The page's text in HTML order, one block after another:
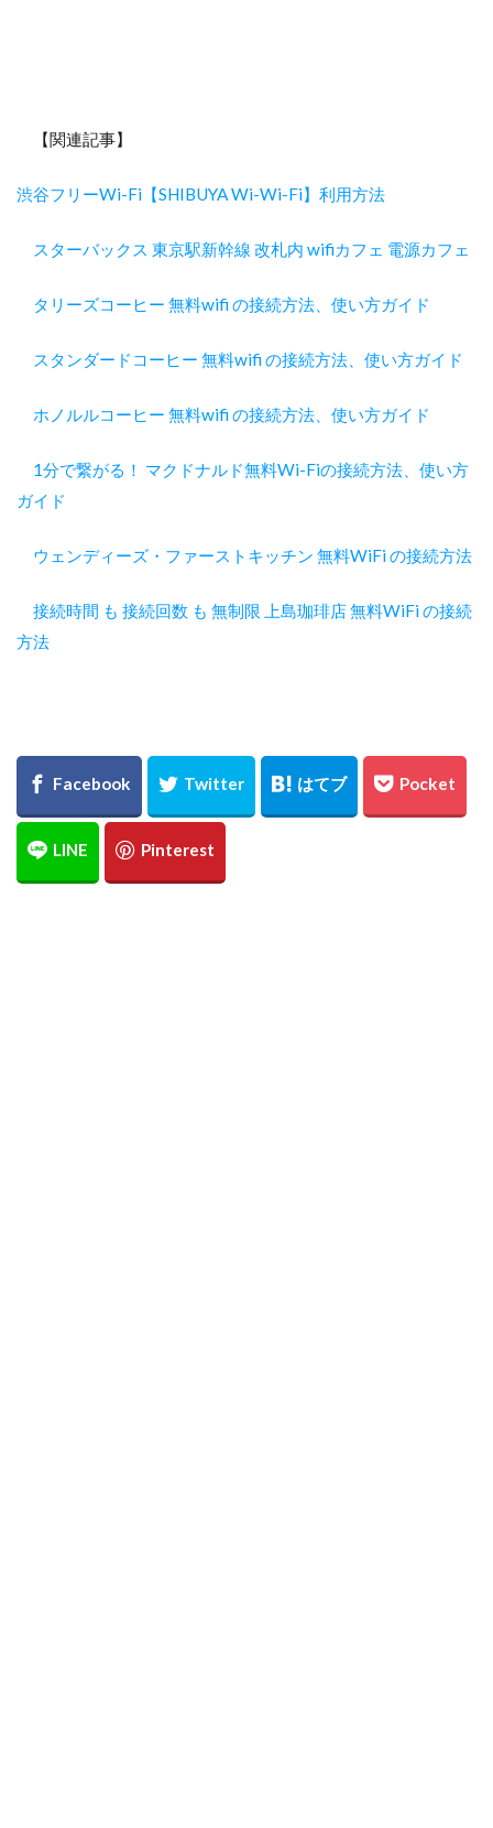
【関連記事】
渋谷フリーWi-Fi【SHIBUYA Wi-Wi-Fi】利用方法
スターバックス 東京駅新幹線 改札内 wifiカフェ 電源カフェ
タリーズコーヒー 無料wifi の接続方法、使い方ガイド
スタンダードコーヒー 無料wifi の接続方法、使い方ガイド
ホノルルコーヒー 無料wifi の接続方法、使い方ガイド
1分で繋がる！ マクドナルド無料Wi-Fiの接続方法、使い方
ガイド
ウェンディーズ・ファーストキッチン 無料WiFi の接続方法
接続時間 も 接続回数 も 無制限 上島珈琲店 無料WiFi の接続
方法